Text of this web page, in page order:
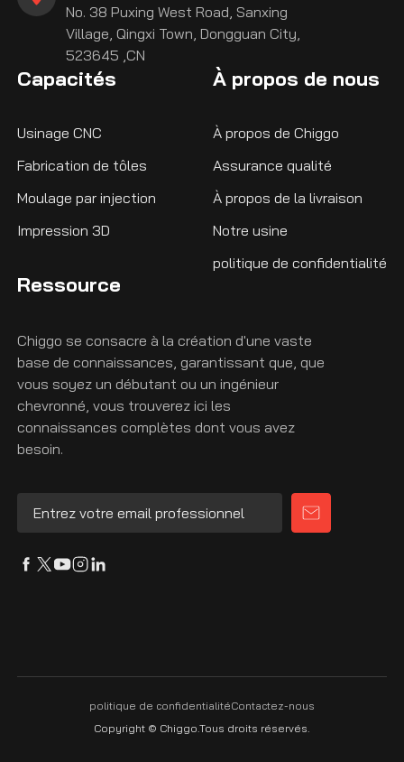
No. 38 Puxing West Road, Sanxing
Village, Qingxi Town, Dongguan City,
523645 ,CN
Capacités
Usinage CNC
Fabrication de tôles
Moulage par injection
Impression 3D
À propos de nous
À propos de Chiggo
Assurance qualité
À propos de la livraison
Notre usine
politique de confidentialité
Ressource
Chiggo se consacre à la création d'une vaste
base de connaissances, garantissant que, que
vous soyez un débutant ou un ingénieur
chevronné, vous trouverez ici les
connaissances complètes dont vous avez
besoin.
Copyright © Chiggo.Tous droits réservés.
politique de confidentialitéContactez-nous